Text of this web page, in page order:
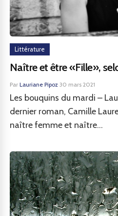
Littérature
Naître et être «Fille»,
Par Lauriane Pipoz·30 mars 2021
Les bouquins du mardi –
dernier roman, Camille
naître femme et naître...